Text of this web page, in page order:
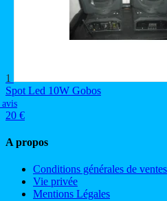
1
Spot Led 10W Gobos
avis
20 €
A propos
Conditions générales de
Vie privée
Mentions Légales